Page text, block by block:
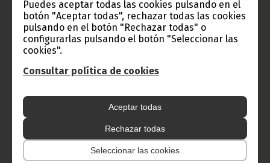
Puedes aceptar todas las cookies pulsando en el
botón "Aceptar todas", rechazar todas las cookies
pulsando en el botón "Rechazar todas" o
configurarlas pulsando el botón "Seleccionar las
cookies".
Consultar política de cookies
Aceptar todas
Rechazar todas
Seleccionar las cookies
Información de Guinea Ecuatorial